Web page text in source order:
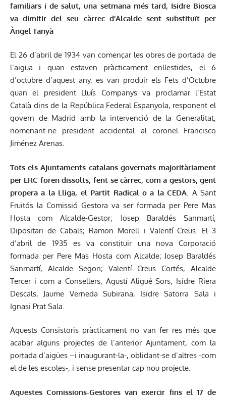
familiars i de salut, una setmana més tard, Isidre Biosca
va dimitir del seu càrrec d’Alcalde sent substituït per
Àngel Tanyà
El 26 d’abril de 1934 van començar les obres de portada de
l’aigua i quan estaven pràcticament enllestides, el 6
d’octubre d’aquest any, es van produir els Fets d’Octubre
quan el president Lluís Companys va proclamar l’Estat
Català dins de la República Federal Espanyola, responent el
govern de Madrid amb la intervenció de la Generalitat,
nomenant-ne president accidental al coronel Francisco
Jiménez Arenas.
Tots els Ajuntaments catalans governats majoritàriament
per ERC foren dissolts, fent-se càrrec, com a gestors, gent
propera a la Lliga, el Partit Radical o a la CEDA . A Sant
Fruitós la Comissió Gestora va ser formada per Pere Mas
Hosta com Alcalde-Gestor; Josep Baraldés Sanmartí,
Dipositari de Cabals; Ramon Morell i Valentí Creus. El 3
d’abril de 1935 es va constituir una nova Corporació
formada per Pere Mas Hosta com Alcalde; Josep Baraldés
Sanmartí, Alcalde Segon; Valentí Creus Cortés, Alcalde
Tercer i com a Consellers, Agustí Aligué Sors, Isidre Riera
Descals, Jaume Verneda Subirana, Isidre Satorra Sala i
Ignasi Prat Sala.
Aquests Consistoris pràcticament no van fer res més que
acabar alguns projectes de l’anterior Ajuntament, com la
portada d’aigües –i inaugurant-la-, oblidant-se d’altres -com
el de les escoles-, i sense presentar cap nou projecte.
Aquestes Comissions-Gestores van exercir fins el 17 de